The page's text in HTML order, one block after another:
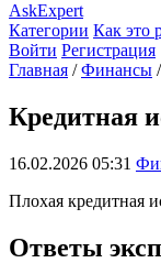
AskExpert
Категории Как это
Войти Регистрация
Главная / Финансы /
Кредитная
16.02.2026 05:31
Плохая кредитная
Ответы